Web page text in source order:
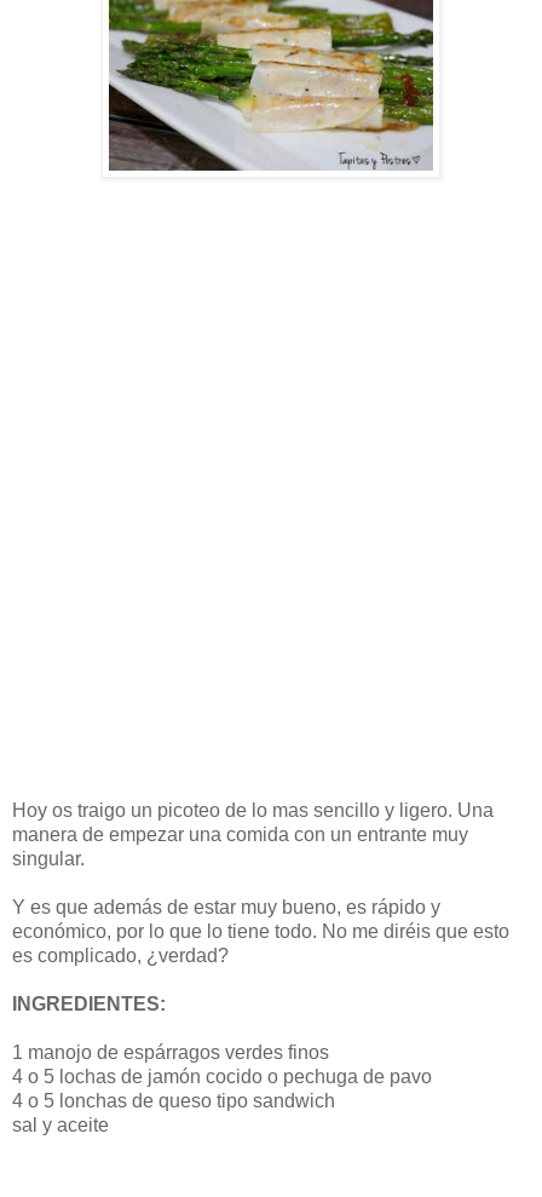
Hoy os traigo un picoteo de lo mas sencillo y ligero. Una
manera de empezar una comida con un entrante muy
singular.
Y es que además de estar muy bueno, es rápido y
económico, por lo que lo tiene todo. No me diréis que esto
es complicado, ¿verdad?
INGREDIENTES:
1 manojo de espárragos verdes finos
4 o 5 lochas de jamón cocido o pechuga de pavo
4 o 5 lonchas de queso tipo sandwich
sal y aceite